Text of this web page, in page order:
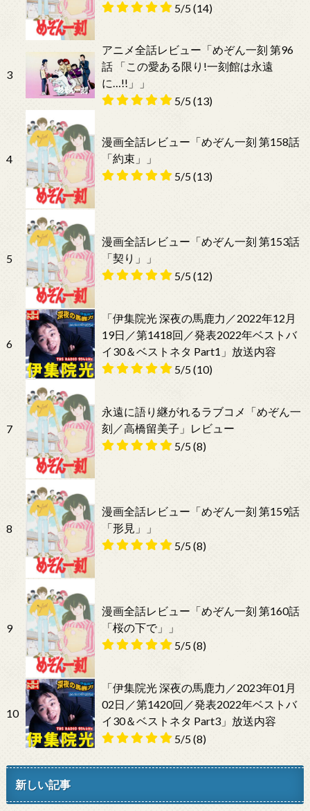
5/5(14)
3
アニメ全話レビュー「めぞん一刻 第96
話 「この愛ある限り!一刻館は永遠
に…!!」」
5/5(13)
4
漫画全話レビュー「めぞん一刻 第158話
「約束」」
5/5(13)
5
漫画全話レビュー「めぞん一刻 第153話
「契り」」
5/5(12)
6
「伊集院光 深夜の馬鹿力／2022年12月
19日／第1418回／発表2022年ベストバ
イ30＆ベストネタ Part1」放送内容
5/5(10)
7
永遠に語り継がれるラブコメ「めぞん一
刻／高橋留美子」レビュー
5/5(8)
8
漫画全話レビュー「めぞん一刻 第159話
「形見」」
5/5(8)
9
漫画全話レビュー「めぞん一刻 第160話
「桜の下で」」
5/5(8)
10
「伊集院光 深夜の馬鹿力／2023年01月
02日／第1420回／発表2022年ベストバ
イ30＆ベストネタ Part3」放送内容
5/5(8)
新しい記事